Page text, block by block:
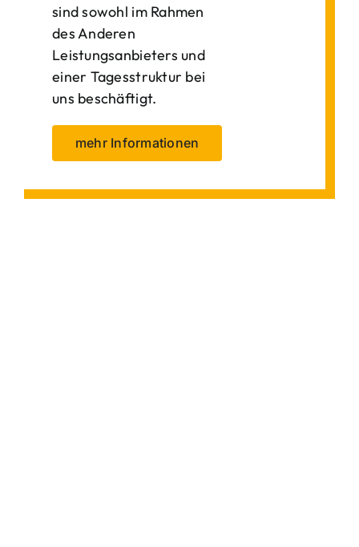
sind sowohl im Rahmen
des Anderen
Leistungsanbieters und
einer Tagesstruktur bei
uns beschäftigt.
mehr Informationen